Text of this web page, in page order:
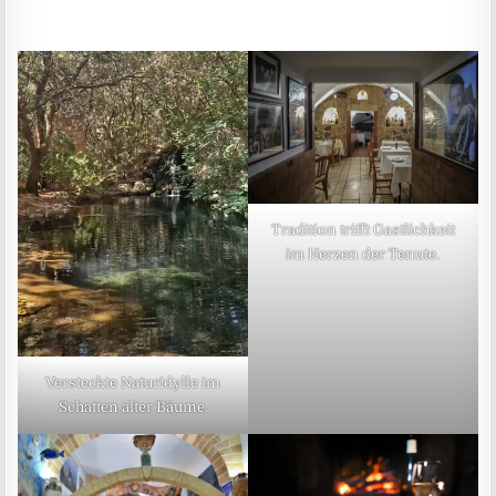
Versteckte Naturidylle im
Schatten alter Bäume.
Tradition trifft Gastlichkeit
im Herzen der Tenute.